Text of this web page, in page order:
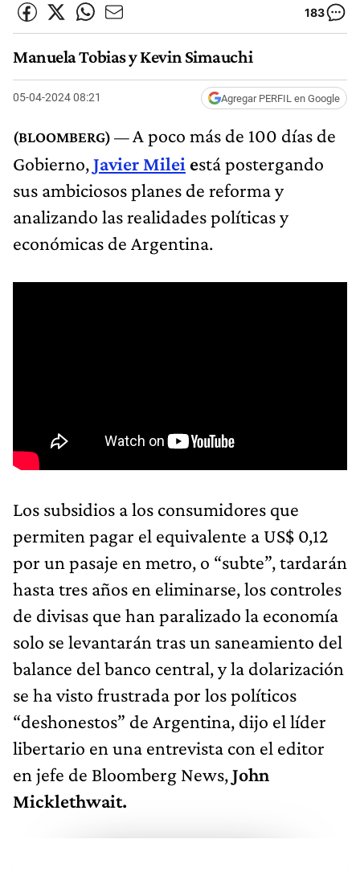
183
Manuela Tobias y Kevin Simauchi
05-04-2024 08:21 Agregar PERFIL en Google
A poco más de 100 días de
Gobierno,Javier Milei está postergando
sus ambiciosos planes de reforma y
analizando las realidades políticas y
económicas de Argentina.
Los subsidios a los consumidores que
permiten pagar el equivalente a US$ 0,12
por un pasaje en metro, o “subte”, tardarán
hasta tres años en eliminarse, los controles
de divisas que han paralizado la economía
solo se levantarán tras un saneamiento del
balance del banco central, y la dolarización
se ha visto frustrada por los políticos
“deshonestos” de Argentina, dijo el líder
libertario en una entrevista con el editor
en jefe de Bloomberg News,John
Micklethwait.